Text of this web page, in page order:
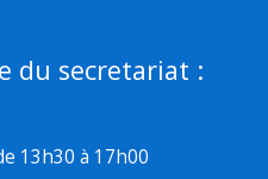
du secretariat :
13h30 à 17h00